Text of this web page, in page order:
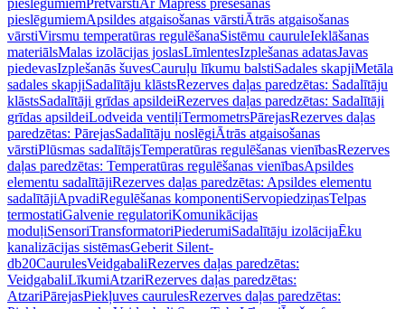
pieslēgumiemPretvārstiAr Mapress presēšanas
pieslēgumiemApsildes atgaisošanas vārstiĀtrās atgaisošanas
vārstiVirsmu temperatūras regulēšanaSistēmu cauruleIeklāšanas
materiālsMalas izolācijas joslasLīmlentesIzplešanas adatasJavas
piedevasIzplešanās šuvesCauruļu līkumu balstiSadales skapjiMetāla
sadales skapjiSadalītāju klāstsRezerves daļas paredzētas: Sadalītāju
klāstsSadalītāji grīdas apsildeiRezerves daļas paredzētas: Sadalītāji
grīdas apsildeiLodveida ventiļiTermometrsPārejasRezerves daļas
paredzētas: PārejasSadalītāju noslēgiĀtrās atgaisošanas
vārstiPlūsmas sadalītājsTemperatūras regulēšanas vienībasRezerves
daļas paredzētas: Temperatūras regulēšanas vienībasApsildes
elementu sadalītājiRezerves daļas paredzētas: Apsildes elementu
sadalītājiApvadiRegulēšanas komponentiServopiedziņasTelpas
termostatiGalvenie regulatoriKomunikācijas
moduļiSensoriTransformatoriPiederumiSadalītāju izolācijaĒku
kanalizācijas sistēmasGeberit Silent-
db20CaurulesVeidgabaliRezerves daļas paredzētas:
VeidgabaliLīkumiAtzariRezerves daļas paredzētas:
AtzariPārejasPiekļuves caurulesRezerves daļas paredzētas: